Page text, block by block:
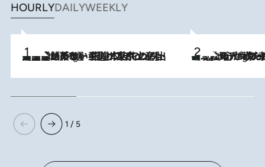
HOURLYDAILYWEEKLY
1 Hour Ago
【間違いのない王道・東京土産】資生堂パーラー 銀座本店でのみ出会える銘菓5選《極上プディング・濃厚チーズケーキ・ボンボンショコラほか》 1 Hour Ago
《北欧の人々の幸福度が高いのは…》元デンマーク親善大使が出会った“心が満たされる暮らし”「いいかげんにヒュッゲしなさい！」
1 / 5